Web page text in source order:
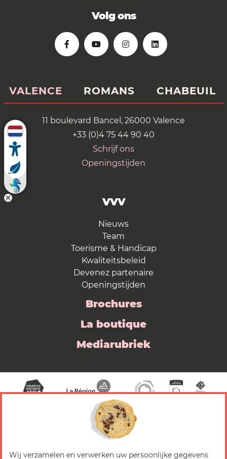
Volg ons
VALENCE ROMANS CHABEUIL
11 boulevard Bancel, 26000 Valence
+33 (0)4 75 44 90 40
Schrijf ons
Openingstijden
VVV
Nieuws
Team
Toerisme & Handicap
Kwaliteitsbeleid
Devenez partenaire
Openingstijden
Brochures
La boutique
Mediarubriek
© 2026 Valence Romans Tourisme — Alle rechten
Wij verzamelen en verwerken uw persoonlijke gegevens